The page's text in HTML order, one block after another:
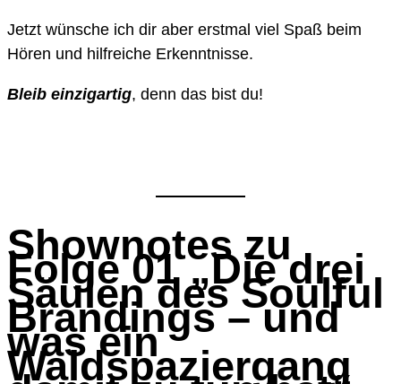
Jetzt wünsche ich dir aber erstmal viel Spaß beim
Hören und hilfreiche Erkenntnisse.
Bleib einzigartig, denn das bist du!
Shownotes zu
Folge 01 „Die drei
Säulen des Soulful
Brandings – und
was ein
Waldspaziergang